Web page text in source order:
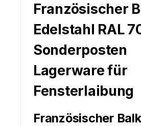
Französischer
Edelstahl RAL
Sonderposten
Lagerware für
Fensterlaibung
Französischer